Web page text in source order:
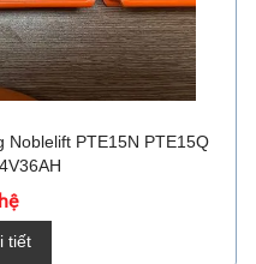
Noblelift PTE15N PTE15Q
tiết